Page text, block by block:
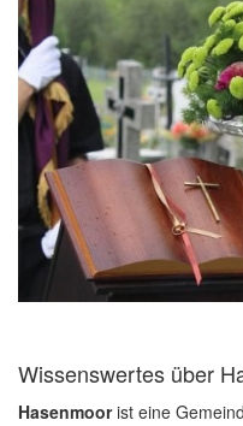
Wissenswertes über
Hasenmoorist eine